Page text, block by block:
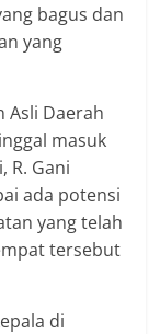
bagus dan
yang
Asli Daerah
masuk
R. Gani
ada potensi
yang telah
tersebut
di